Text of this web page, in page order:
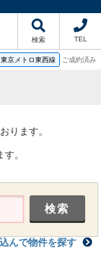
検索 TEL
東京メトロ東西線 ご成約済み
ります。
。
んで物件を探す